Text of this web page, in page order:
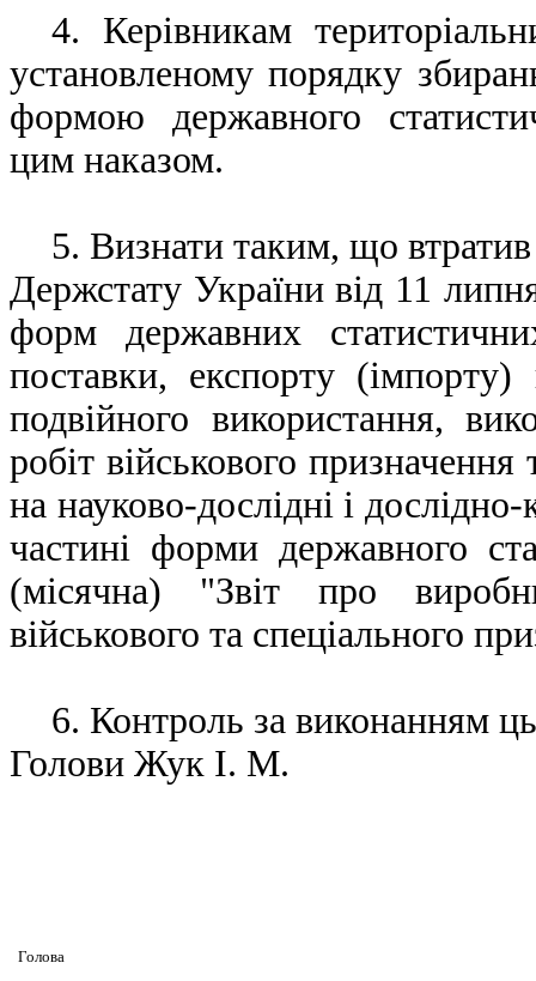
4. Керівникам
установленому порядку
формою державного
цим наказом.
5. Визнати таким, що
Держстату України від 11
форм державних
поставки, експорту (імпорту)
подвійного використання,
робіт військового
на науково-дослідні і
частині форми державного
(місячна) "Звіт про
військового та спеціального
6. Контроль за виконанням
Голови Жук І. М.
Головa